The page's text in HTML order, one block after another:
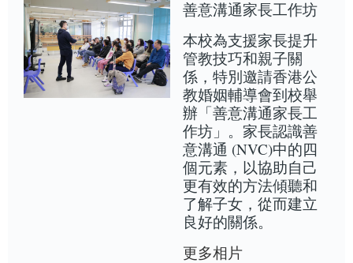
善意溝通家長工作坊
本校為支援家長提升
管教技巧和親子關
係，特別邀請香港公
教婚姻輔導會到校舉
辦「善意溝通家長工
作坊」。家長認識善
意溝通 (NVC)中的四
個元素，以協助自己
更有效的方法傾聽和
了解子女，從而建立
良好的關係。
更多相片